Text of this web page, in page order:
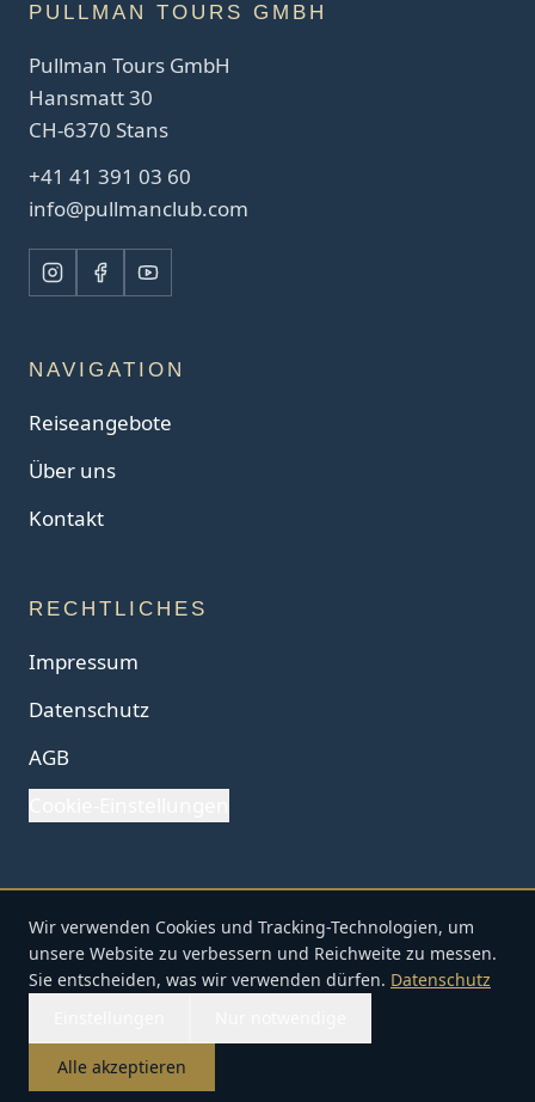
PULLMAN TOURS GMBH
Pullman Tours GmbH
Hansmatt 30
CH-6370 Stans
+41 41 391 03 60
info@pullmanclub.com
NAVIGATION
Reiseangebote
Über uns
Kontakt
RECHTLICHES
Impressum
Datenschutz
AGB
© Pullman Tours GmbH. Alle Rechte vorbehalten.
TRAVELLING IN STYLE
Home Reiseangebote
Wir verwenden Cookies und Tracking-Technologien, um
unsere Website zu verbessern und Reichweite zu messen.
Sie entscheiden, was wir verwenden dürfen. Datenschutz
Alle akzeptieren